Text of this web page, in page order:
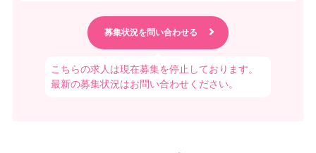
こちらの求人は現在募集を停止しております。
最新の募集状況はお問い合わせください。